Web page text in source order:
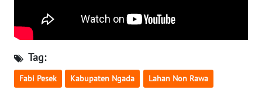
Tag:
Fabi Pesek Kabupaten Ngada Lahan Non Rawa
KALTENG
WN
KALTARA